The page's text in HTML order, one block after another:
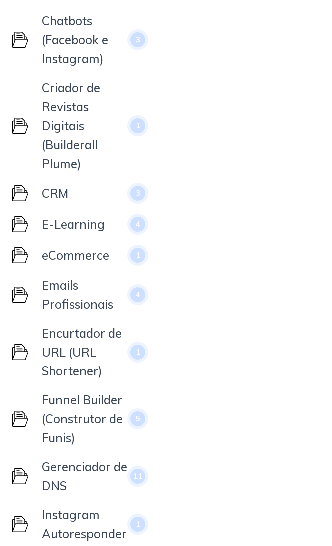
Chatbots
(Facebook e
Instagram)
3
Criador de
Revistas
Digitais
(Builderall
Plume)
1
CRM 3
E-Learning 4
eCommerce 1
Emails
Profissionais
4
Encurtador de
URL (URL
Shortener)
1
Funnel Builder
(Construtor de
Funis)
5
Gerenciador de
DNS
11
Instagram
Autoresponder
1